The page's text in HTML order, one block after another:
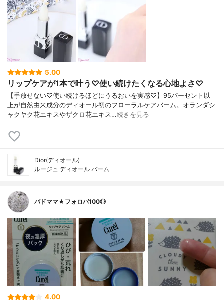
5.00
リップケアが1本で叶う♡使い続けたくなる心地よさ♡
【手放せない♡使い続けるほどにうるおいを実感♡】95パーセント以
上が自然由来成分のディオール初のフローラルケアバーム。オランダシ
ャクヤク花エキスやザクロ花エキス…続きを見る
Dior(ディオール)
ルージュ ディオール バーム
バドママ★フォロバ100◎
4.00